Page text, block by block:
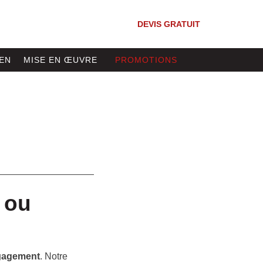
DEVIS GRATUIT
MISE EN ŒUVRE PROMOTIONS
. Notre